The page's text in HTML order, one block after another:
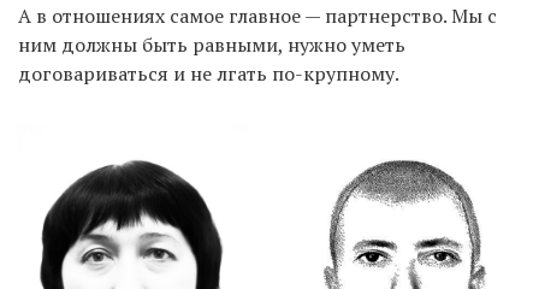
А в отношениях самое главное — партнерство. Мы с
ним должны быть равными, нужно уметь
договариваться и не лгать по-крупному.